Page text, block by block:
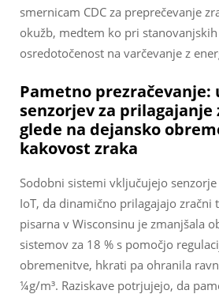
smernicam CDC za preprečevanje
okužb, medtem ko pri
osredotočenost na varčevanje z
Pametno prezračevanje:
senzorjev za prilagajanje
glede na dejansko
kakovost zraka
Sodobni sistemi vključujejo
IoT, da dinamično prilagajajo zračni
pisarna v Wisconsinu je zmanjšala
sistemov za 18 % s pomočjo
obremenitve, hkrati pa ohranila
¼g/m³. Raziskave potrjujejo, da